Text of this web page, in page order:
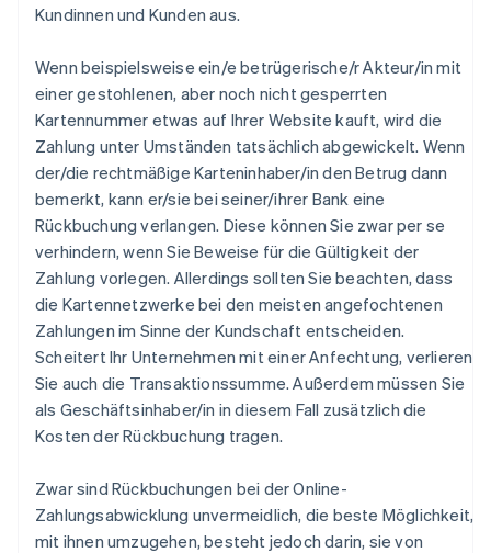
Kundinnen und Kunden aus.
Wenn beispielsweise ein/e betrügerische/r Akteur/in mit
einer gestohlenen, aber noch nicht gesperrten
Kartennummer etwas auf Ihrer Website kauft, wird die
Zahlung unter Umständen tatsächlich abgewickelt. Wenn
der/die rechtmäßige Karteninhaber/in den Betrug dann
bemerkt, kann er/sie bei seiner/ihrer Bank eine
Rückbuchung verlangen. Diese können Sie zwar per se
verhindern, wenn Sie Beweise für die Gültigkeit der
Zahlung vorlegen. Allerdings sollten Sie beachten, dass
die Kartennetzwerke bei den meisten angefochtenen
Zahlungen im Sinne der Kundschaft entscheiden.
Scheitert Ihr Unternehmen mit einer Anfechtung, verlieren
Sie auch die Transaktionssumme. Außerdem müssen Sie
als Geschäftsinhaber/in in diesem Fall zusätzlich die
Kosten der Rückbuchung tragen.
Zwar sind Rückbuchungen bei der Online-
Zahlungsabwicklung unvermeidlich, die beste Möglichkeit,
mit ihnen umzugehen, besteht jedoch darin, sie von